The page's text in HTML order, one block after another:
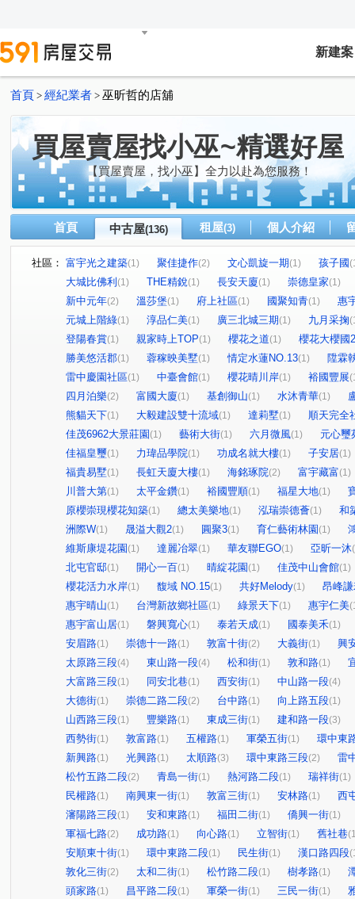
新建案
首頁 > 經紀業者 > 巫昕哲的店舖
買屋賣屋找小巫~精選好屋
【買屋賣屋，找小巫】全力以赴為您服務！
首頁 中古屋(136) 租屋(3) 個人介紹
社區： 富宇光之建築(1) 聚佳捷作(2) 文心凱旋一期(1) 孩子國
大城比佛利 (1) THE精銳(1) 長安天廈(1) 崇德皇家(1)
新中元年(2) 溫莎堡(1) 府上社區(1) 國聚知青(1)
惠
元城上階綠(1) 淳品仁美(1) 廣三北城三期(1) 九月采掬
登陽春賞(1) 親家時上TOP(1) 櫻花之道(1)
櫻花大櫻國2
勝美悠活郡(1) 蓉稼映美墅(1) 情定水蓮NO.13(1)
陞霖
雷中慶園社區(1) 中臺會館(1) 櫻花晴川岸(1) 裕國豐展
四月泊樂(2) 富國大廈(1) 基創御山(1) 水沐青華(1)
熊貓天下(1) 大毅建設雙十流域(1) 達莉墅(1)
順天完全
佳茂6962大景莊園 (1) 藝術大街(1) 六月微風(1)
元心璽
佳福皇璽(1) 力瑋品學院(1) 功成名就大樓(1) 子安居(1)
福貴易墅(1) 長虹天廈大樓(1) 海銘琢院(2) 富宇藏富(1)
川普大第(1) 太平金鑽(1) 裕國豐順(1) 福星大地(1)
原櫻崇現櫻花知築(1) 總太美樂地(1) 泓瑞崇德薈(1)
和
洲際W(1) 晟溢大觀2(1) 圓聚3(1) 育仁藝術林園 (1)
維斯康堤花園 (1) 達麗冶翠(1) 華友聯EGO(1) 亞昕一沐
北屯官邸(1) 開心一百(1) 晴綻花園 (1) 佳茂中山會館(1)
櫻花活力水岸(1) 馥域 NO.15(1) 共好Melody(1)
昂峰
惠宇晴山(1) 台灣新故鄉社區(1) 綠景天下(1) 惠宇仁美
惠宇富山居(1) 磐興寬心(1) 泰若天成(1) 國泰美禾(1)
安眉路(1) 崇德十一路(1) 敦富十街(2) 大義街(1)
興
太原路三段(4) 東山路一段(4) 松和街(1) 敦和路(1)
大富路三段(1) 同安北巷(1) 西安街(1) 中山路一段(4)
大德街(1) 崇德二路二段(2) 台中路(1) 向上路五段(1)
山西路三段(1) 豐樂路(1) 東成三街(1) 建和路一段(3)
西勢街(1) 敦富路(1) 五權路(1) 軍榮五街(1)
環中東
新興路(1) 光興路(1) 太順路(3) 環中東路三段(2)
雷
松竹五路二段(2) 青島一街(1) 熱河路二段(1) 瑞祥街(1)
民權路(1) 南興東一街(1) 敦富三街(1) 安林路(1)
西
瀋陽路三段(1) 安和東路(1) 福田二街(1) 僑興一街(1)
軍福七路(2) 成功路(1) 向心路(1) 立智街(1) 舊社巷
安順東十街(1) 環中東路二段(1) 民生街(1) 漢口路四段
敦化三街(2) 太和二街(1) 松竹路二段(1) 樹孝路(1)
頭家路(1) 昌平路二段(1) 軍榮一街(1) 三民一街(1)